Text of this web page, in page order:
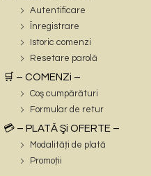
Autentificare
Înregistrare
Istoric comenzi
Resetare parolă
🛒 – COMENZi –
Coş cumpărături
Formular de retur
💳 – PLATĂ Şi OFERTE –
Modalități de plată
Promoții